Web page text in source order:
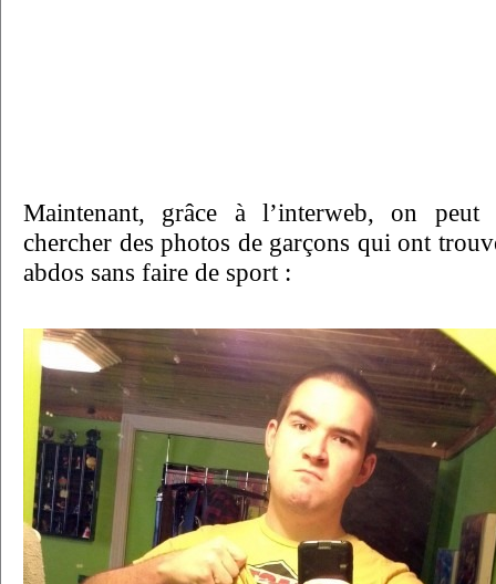
Maintenant, grâce à l’interweb, on peut
chercher des photos de garçons qui ont
abdos sans faire de sport :